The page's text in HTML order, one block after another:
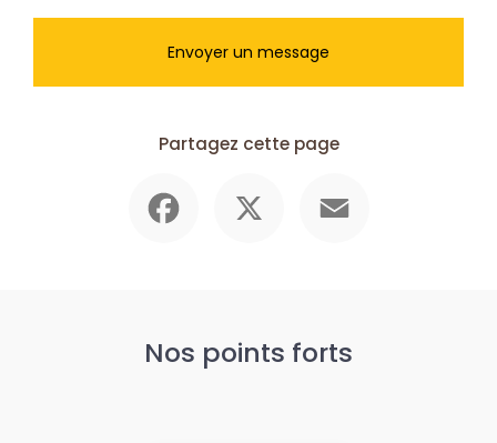
Envoyer un message
Partagez cette page
Nos points forts